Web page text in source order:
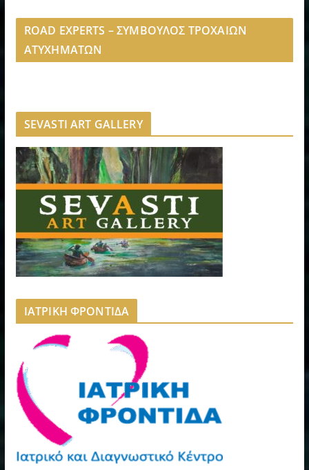
ROAD EXPERTS – ΣΥΜΒΟΥΛΟΣ ΤΡΟΧΑΙΩΝ
ΑΤΥΧΗΜΑΤΩΝ
SEVASTI ART GALLERY
ΙΑΤΡΙΚΗ ΦΡΟΝΤΙΔΑ